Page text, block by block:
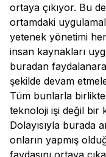
ortaya çıkıyor. Bu
ortamdaki
yetenek yönetimi
insan kaynakları
buradan
şekilde devam
Tüm bunlarla
teknoloji işi değil bir
Dolayısıyla burada
onların yapmış